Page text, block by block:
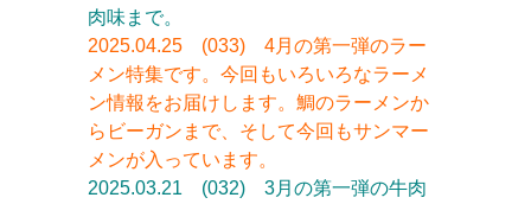
肉味まで。
2025.04.25 (033) 4月の第一弾のラー
メン特集です。今回もいろいろなラーメ
ン情報をお届けします。鯛のラーメンか
らビーガンまで、そして今回もサンマー
メンが入っています。
2025.03.21 (032) 3月の第一弾の牛肉